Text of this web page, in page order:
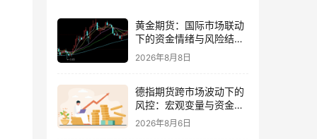
黄金期货：国际市场联动
下的资金情绪与风险结构
观察
2026年8月8日
德指期货跨市场波动下的
风控：宏观变量与资金情
绪再平衡
2026年8月6日